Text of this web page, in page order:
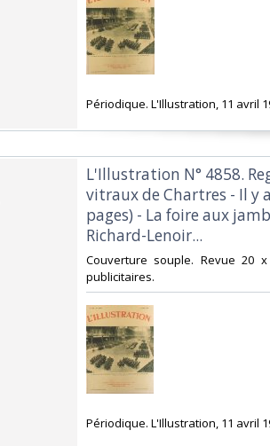
‎Périodique. L'Illustration, 11 avril
‎L'Illustration N° 4858.
vitraux de Chartres - Il y
pages) - La foire aux
Richard-Lenoir...‎
‎Couverture souple. Revue 20
publicitaires.‎
‎Périodique. L'Illustration, 11 avril